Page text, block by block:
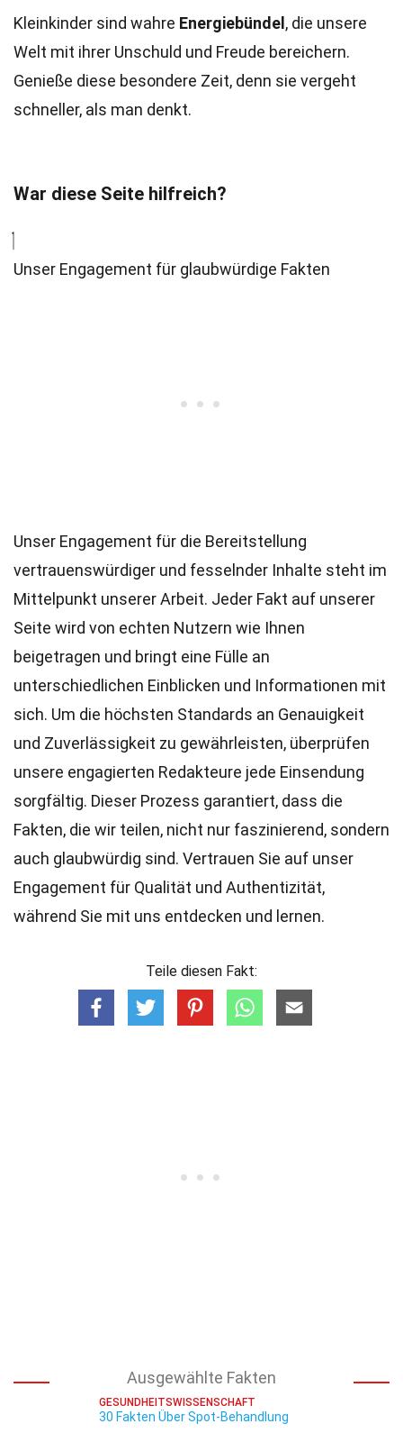
Kleinkinder sind wahre Energiebündel , die unsere
Welt mit ihrer Unschuld und Freude bereichern.
Genieße diese besondere Zeit, denn sie vergeht
schneller, als man denkt.
War diese Seite hilfreich?
Unser Engagement für glaubwürdige Fakten
Unser Engagement für die Bereitstellung
vertrauenswürdiger und fesselnder Inhalte steht im
Mittelpunkt unserer Arbeit. Jeder Fakt auf unserer
Seite wird von echten Nutzern wie Ihnen
beigetragen und bringt eine Fülle an
unterschiedlichen Einblicken und Informationen mit
sich. Um die höchsten Standards an Genauigkeit
und Zuverlässigkeit zu gewährleisten, überprüfen
unsere engagierten Redakteure jede Einsendung
sorgfältig. Dieser Prozess garantiert, dass die
Fakten, die wir teilen, nicht nur faszinierend, sondern
auch glaubwürdig sind. Vertrauen Sie auf unser
Engagement für Qualität und Authentizität,
während Sie mit uns entdecken und lernen.
Teile diesen Fakt:
Ausgewählte Fakten
GESUNDHEITSWISSENSCHAFT
30 Fakten Über Spot-Behandlung